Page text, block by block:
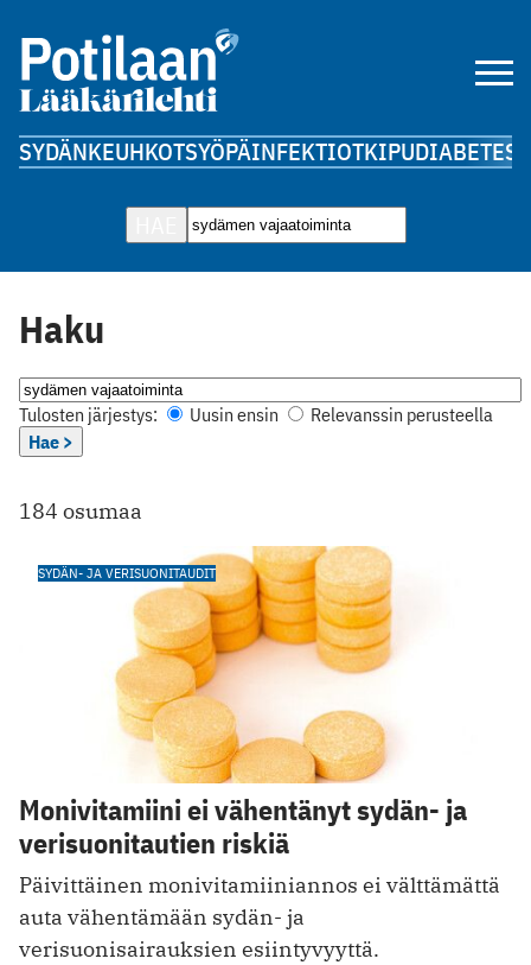
SYDÄNKEUHKOTSYÖPÄINFEKTIOTKIPUDIABETES
Haku
Tulosten järjestys: Uusin ensin
Relevanssin perusteella
Hae >
184 osumaa
SYDÄN- JA VERISUONITAUDIT
Monivitamiini ei vähentänyt sydän- ja
verisuonitautien riskiä
Päivittäinen monivitamiiniannos ei välttämättä
auta vähentämään sydän- ja
verisuonisairauksien esiintyvyyttä.